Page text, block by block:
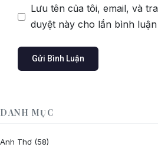
Lưu tên của tôi, email, và
duyệt này cho lần bình
DANH MỤC
Anh Thơ (58)